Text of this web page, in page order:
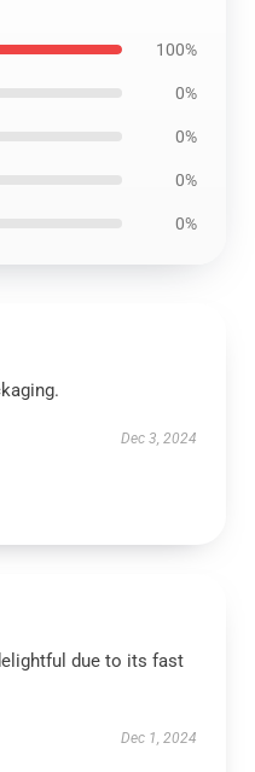
100%
0%
0%
0%
0%
Dec 3, 2024
due to its fast
Dec 1, 2024